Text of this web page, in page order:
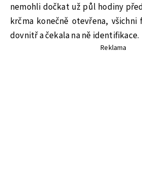
nemohli dočkat už půl hodiny
krčma konečně otevřena, všichni
dovnitř a čekala na ně identifikace.
Reklama